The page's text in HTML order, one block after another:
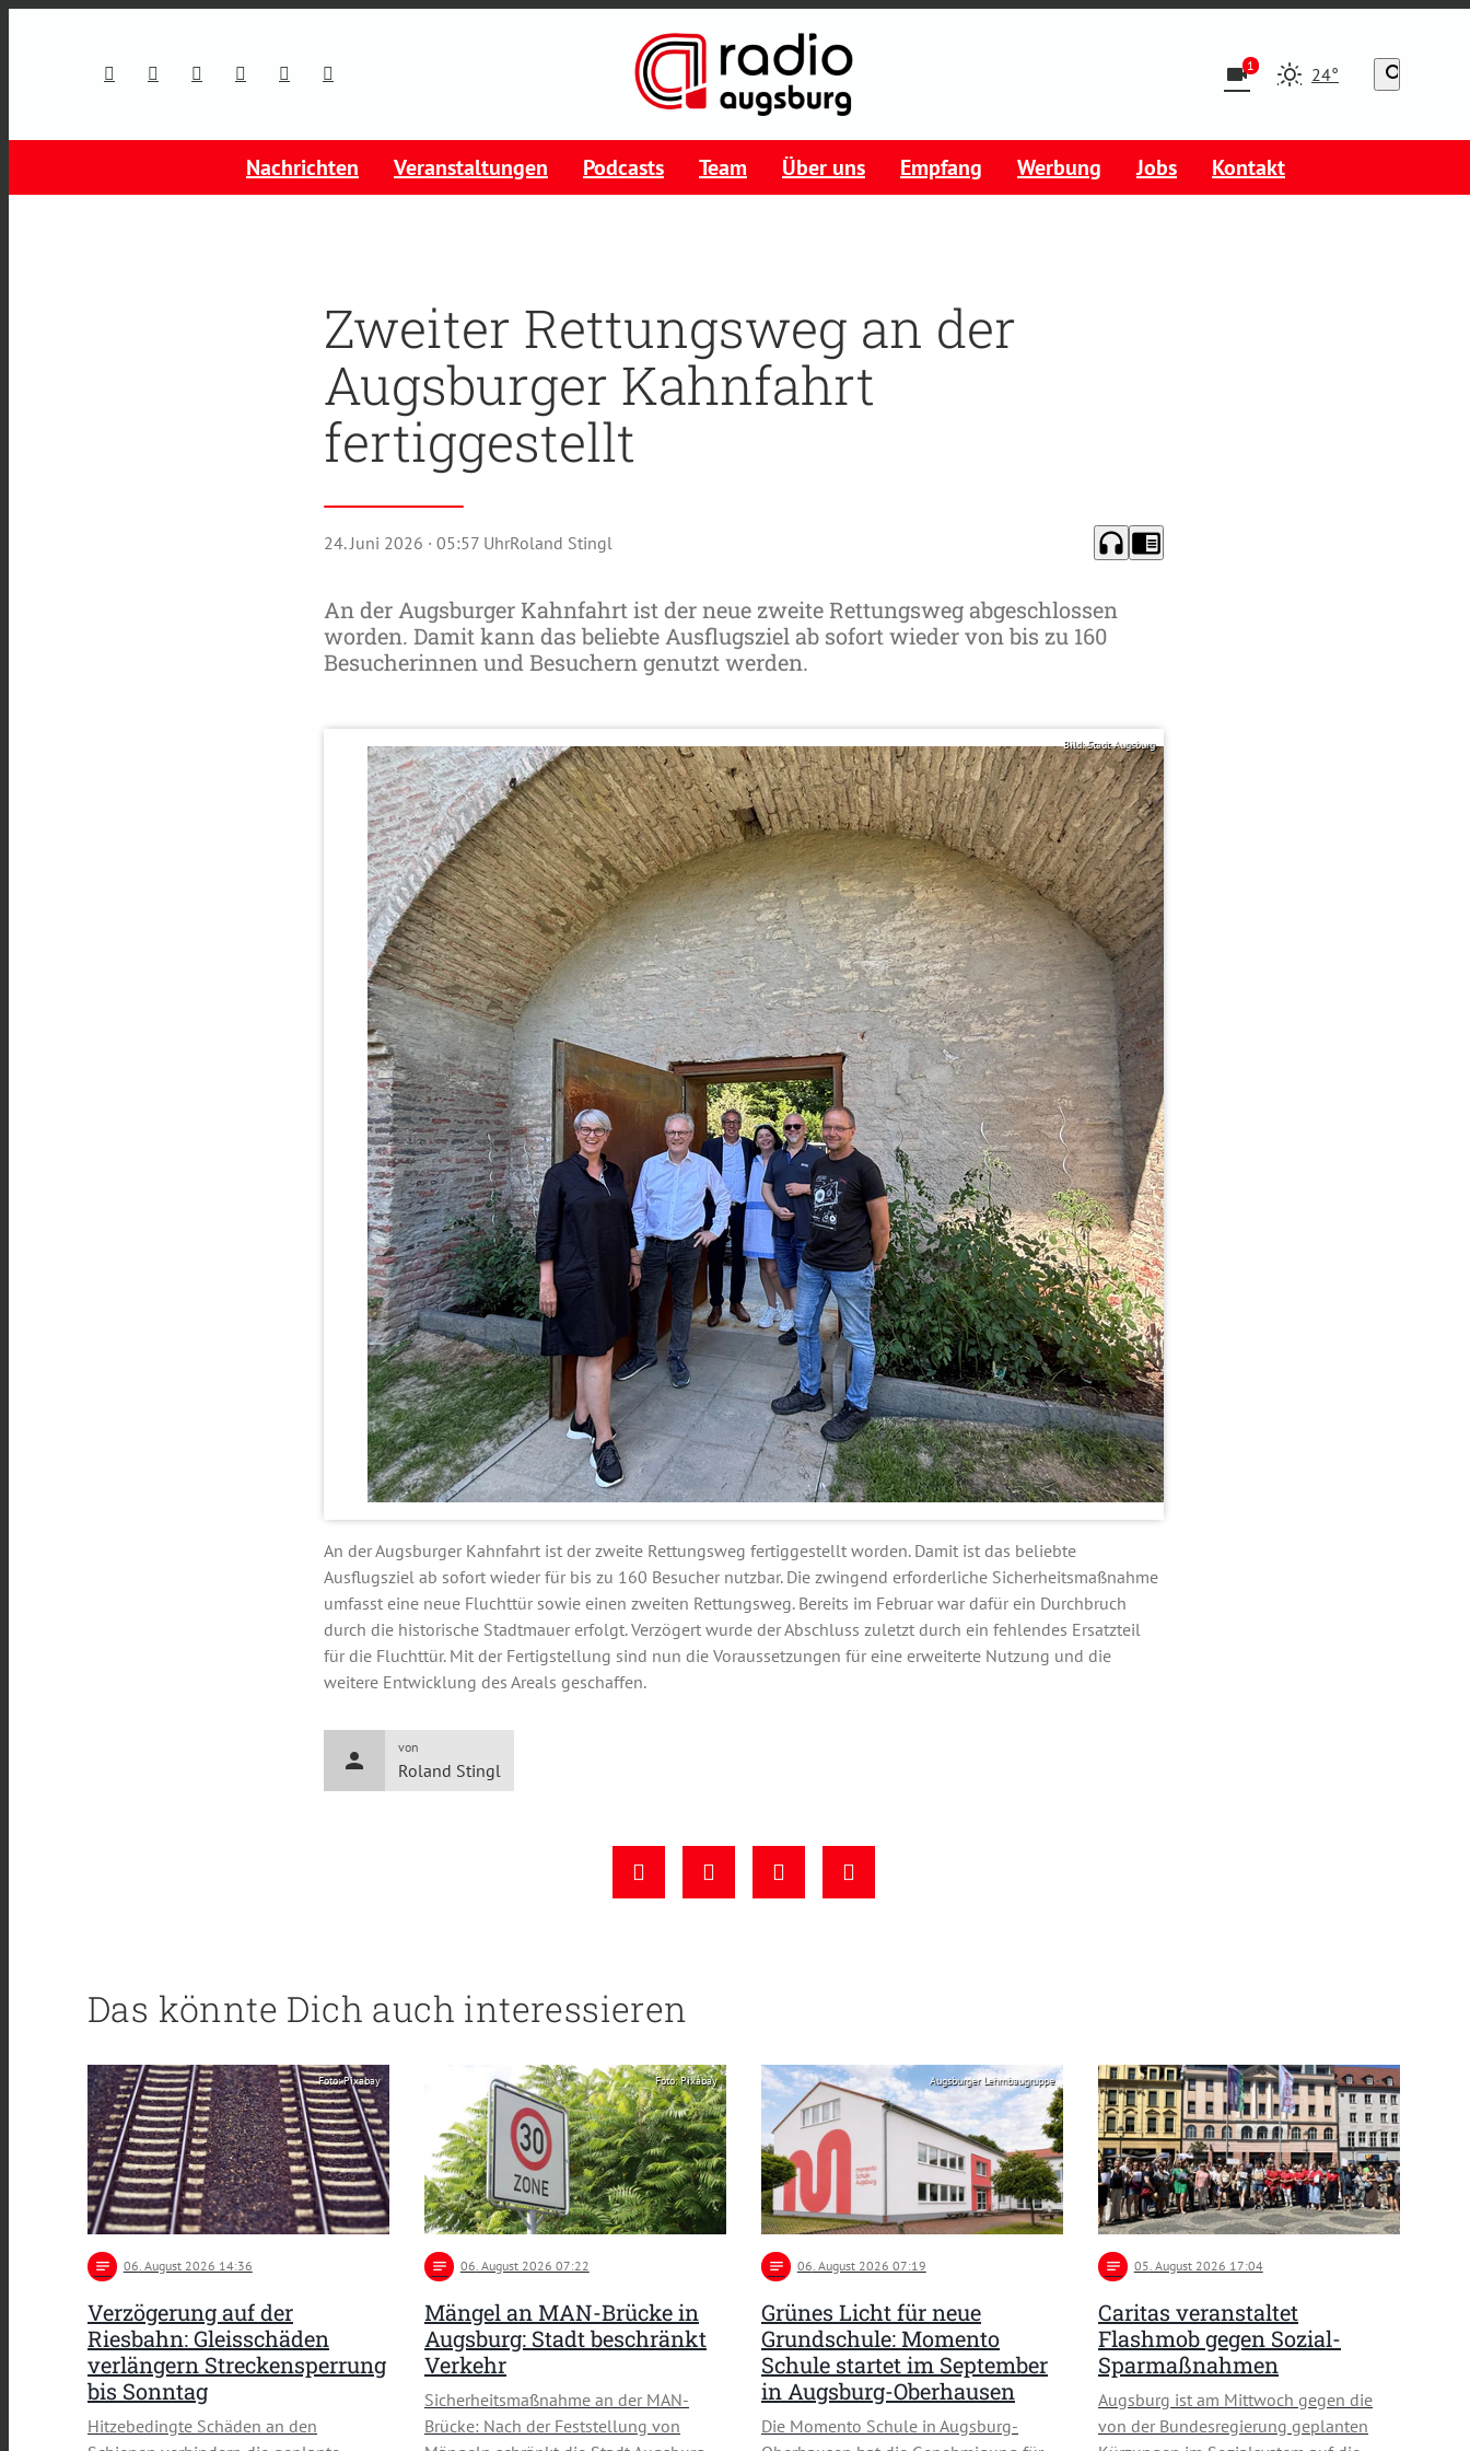
videocam1 24° search
Nachrichten Veranstaltungen Podcasts Team Über uns Empfang Werbung Jobs Kontakt
Zweiter Rettungsweg an der
Augsburger Kahnfahrt
fertiggestellt
24. Juni 2026 · 05:57 UhrRoland Stingl headphones chrome_reader_mode
An der Augsburger Kahnfahrt ist der neue zweite Rettungsweg abgeschlossen
worden. Damit kann das beliebte Ausflugsziel ab sofort wieder von bis zu 160
Besucherinnen und Besuchern genutzt werden.
Bild: Stadt Augsburg
An der Augsburger Kahnfahrt ist der zweite Rettungsweg fertiggestellt worden. Damit ist das beliebte
Ausflugsziel ab sofort wieder für bis zu 160 Besucher nutzbar. Die zwingend erforderliche Sicherheitsmaßnahme
umfasst eine neue Fluchttür sowie einen zweiten Rettungsweg. Bereits im Februar war dafür ein Durchbruch
durch die historische Stadtmauer erfolgt. Verzögert wurde der Abschluss zuletzt durch ein fehlendes Ersatzteil
für die Fluchttür. Mit der Fertigstellung sind nun die Voraussetzungen für eine erweiterte Nutzung und die
weitere Entwicklung des Areals geschaffen.
person
von
Roland Stingl
Das könnte Dich auch interessieren
Foto: Pixabay
notes 06. August 2026 14:36
Verzögerung auf der
Riesbahn: Gleisschäden
verlängern Streckensperrung
bis Sonntag
Hitzebedingte Schäden an den
Foto: Pixabay
notes 06. August 2026 07:22
Mängel an MAN-Brücke in
Augsburg: Stadt beschränkt
Verkehr
Sicherheitsmaßnahme an der MAN-
Brücke: Nach der Feststellung von
Augsburger Lehmbaugruppe
notes 06. August 2026 07:19
Grünes Licht für neue
Grundschule: Momento
Schule startet im September
in Augsburg-Oberhausen
Die Momento Schule in Augsburg-
notes 05. August 2026 17:04
Caritas veranstaltet
Flashmob gegen Sozial-
Sparmaßnahmen
Augsburg ist am Mittwoch gegen die
von der Bundesregierung geplanten